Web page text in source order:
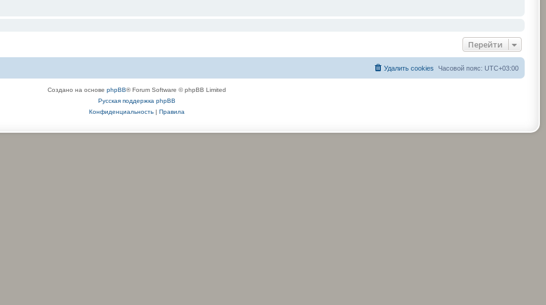
Перейти
Часовой пояс: UTC+03:00
Удалить cookies
Создано на основе phpBB® Forum Software © phpBB Limited
Русская поддержка phpBB
Конфиденциальность| Правила